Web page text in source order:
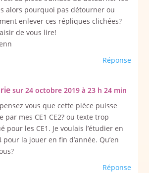
alors pourquoi pas détourner ou
enlever ces répliques clichées?
de vous lire!
Réponse
sur 24 octobre 2019 à 23 h 24 min
vous que cette pièce puisse
par mes CE1 CE2? ou texte trop
pour les CE1. Je voulais l’étudier en
pour la jouer en fin d’année. Qu’en
Réponse